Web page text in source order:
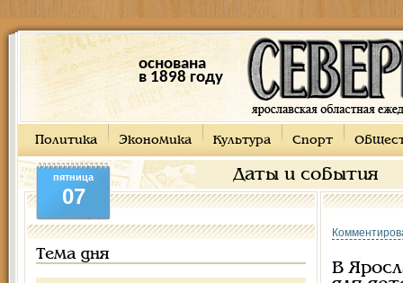
основана
в 1898 году
Политика Экономика Культура Спорт
Даты и события
пятница
07
Тема дня
В